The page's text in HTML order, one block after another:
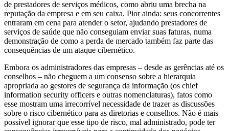
de prestadores de serviços médicos, como abriu uma brecha na
reputação da empresa e em seu caixa. Pior ainda: seus concorrentes
entraram em cena para atender o setor, ajudando prestadores de
serviços de saúde que não conseguiam enviar suas faturas, numa
demonstração de como a perda de mercado também faz parte das
consequências de um ataque cibernético.
Embora os administradores das empresas – desde as gerências até os
conselhos – não cheguem a um consenso sobre a hierarquia
apropriada ao gestores de segurança da informação (os chief
information security officers e outras nomenclaturas), fatos como
esse mostram uma irrecorrível necessidade de trazer as discussões
sobre o risco cibernético para as diretorias e conselhos. Não é mais
possível ignorar que esse tipo de risco, mal administrado, pode ter